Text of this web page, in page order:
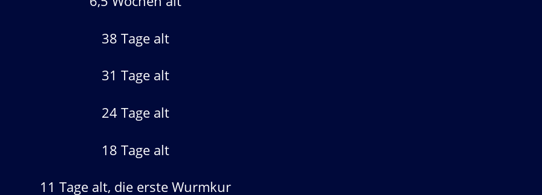
38 Tage alt
31 Tage alt
24 Tage alt
18 Tage alt
11 Tage alt, die erste Wurmkur